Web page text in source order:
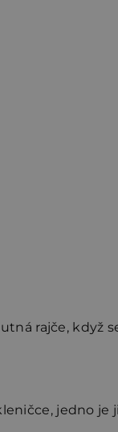
rajče, když
jedno je